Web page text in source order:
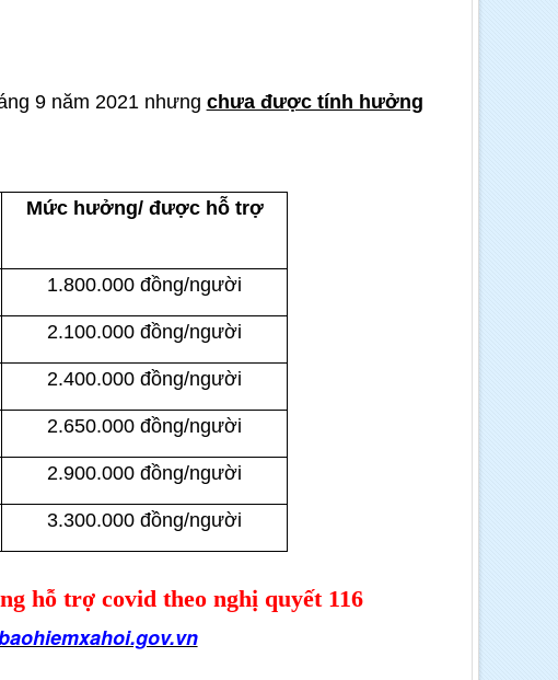
9 năm 2021 nhưng chưa được tính hưởng
Mức hưởng/ được hỗ trợ
1.800.000 đồng/người
2.100.000 đồng/người
2.400.000 đồng/người
2.650.000 đồng/người
2.900.000 đồng/người
3.300.000 đồng/người
hỗ trợ covid theo nghị quyết 116